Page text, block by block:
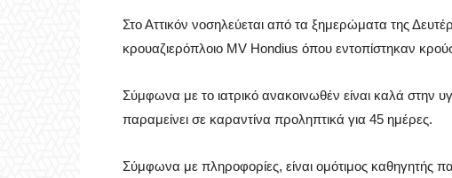
Στο Αττικόν νοσηλεύεται από τα ξημερώματα της
κρουαζιερόπλοιο MV Hondius όπου εντοπίστηκαν
Σύμφωνα με το ιατρικό ανακοινωθέν είναι καλά στην
παραμείνει σε καραντίνα προληπτικά για 45 ημέρες.
Σύμφωνα με πληροφορίες, είναι ομότιμος καθηγητής